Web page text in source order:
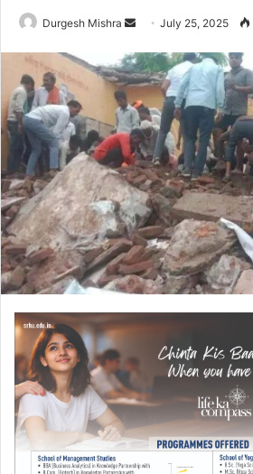
Durgesh Mishra
Send
email
July 25, 2025